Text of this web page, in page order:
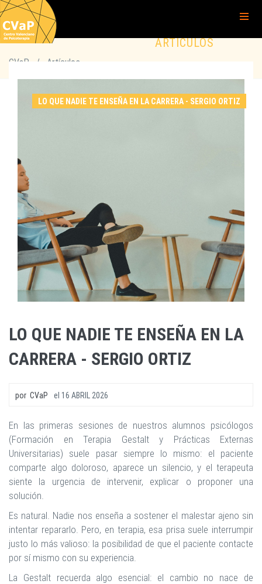
ARTÍCULOS
CVaP / Artículos
LO QUE NADIE TE ENSEÑA EN LA CARRERA - SERGIO ORTIZ
LO QUE NADIE TE ENSEÑA EN LA
CARRERA - SERGIO ORTIZ
por CVaP el 16 ABRIL 2026
En las primeras sesiones de nuestros alumnos psicólogos
(Formación en Terapia Gestalt y Prácticas Externas
Universitarias) suele pasar siempre lo mismo: el paciente
comparte algo doloroso, aparece un silencio, y el terapeuta
siente la urgencia de intervenir, explicar o proponer una
solución.
Es natural. Nadie nos enseña a sostener el malestar ajeno sin
intentar repararlo. Pero, en terapia, esa prisa suele interrumpir
justo lo más valioso: la posibilidad de que el paciente contacte
por sí mismo con su experiencia.
La Gestalt recuerda algo esencial: el cambio no nace de